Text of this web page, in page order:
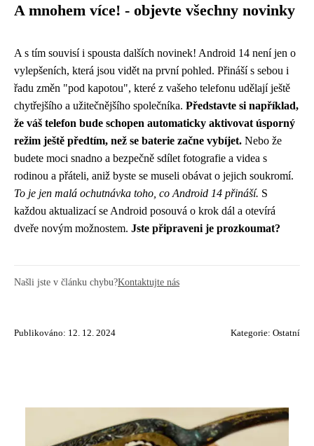
A mnohem více! - objevte všechny novinky
A s tím souvisí i spousta dalších novinek! Android 14 není jen o
vylepšeních, která jsou vidět na první pohled. Přináší s sebou i
řadu změn "pod kapotou", které z vašeho telefonu udělají ještě
chytřejšího a užitečnějšího společníka. Představte si například,
že váš telefon bude schopen automaticky aktivovat úsporný
režim ještě předtím, než se baterie začne vybíjet. Nebo že
budete moci snadno a bezpečně sdílet fotografie a videa s
rodinou a přáteli, aniž byste se museli obávat o jejich soukromí.
To je jen malá ochutnávka toho, co Android 14 přináší. S
každou aktualizací se Android posouvá o krok dál a otevírá
dveře novým možnostem. Jste připraveni je prozkoumat?
Našli jste v článku chybu?Kontaktujte nás
Publikováno: 12. 12. 2024 Kategorie: Ostatní